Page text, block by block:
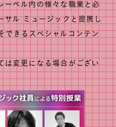
ーベル内の様々な職業と必
サル ミュージックと提携し
できるスペシャルコンテン
変更になる場合がござい